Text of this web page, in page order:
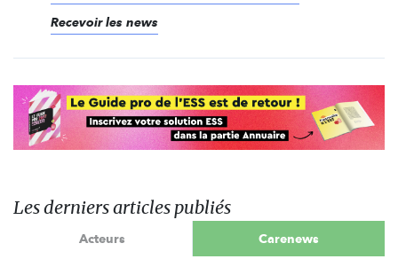
Recevoir les news
Les derniers articles publiés
Acteurs Carenews